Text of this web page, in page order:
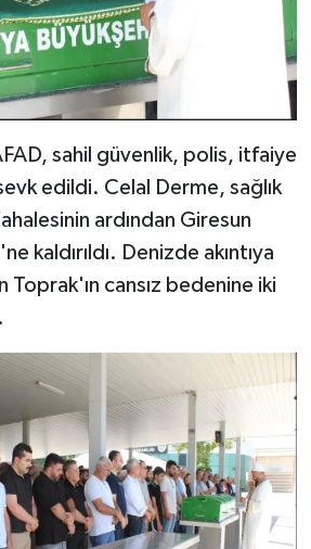
sahil güvenlik, polis, itfaiye
edildi. Celal Derme, sağlık
ardından Giresun
kaldırıldı. Denizde akıntıya
Toprak'ın cansız bedenine iki